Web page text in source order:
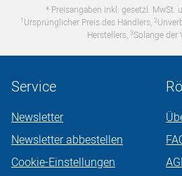
* Preisangaben inkl. gesetzl. MwSt.
1 Ursprünglicher Preis des Händlers, 2
Herstellers, 3Solange der
Service
Newsletter
Newsletter abbestellen
Cookie-Einstellungen